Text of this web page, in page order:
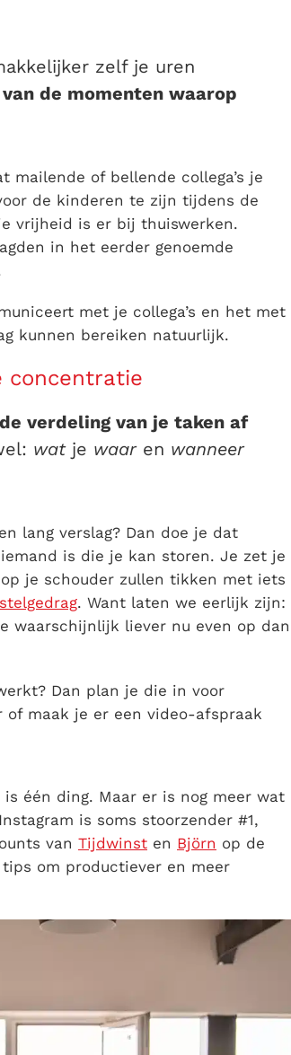
zelf je uren
de momenten waarop
mailende of bellende collega’s je
de kinderen te zijn tijdens de
vrijheid is er bij thuiswerken.
in het eerder genoemde
met je collega’s en het met
kunnen bereiken natuurlijk.
concentratie
verdeling van je taken af
watje waaren wanneer
lang verslag? Dan doe je dat
is die je kan storen. Je zet je
je schouder zullen tikken met iets
. Want laten we eerlijk zijn:
waarschijnlijk liever nu even op dan
Dan plan je die in voor
maak je er een video-afspraak
één ding. Maar er is nog meer wat
is soms stoorzender #1,
van Tijdwinst en Björn op de
om productiever en meer